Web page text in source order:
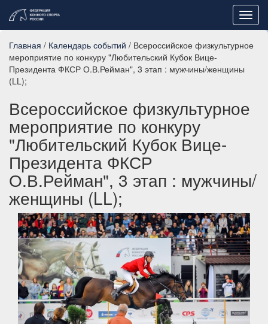
Главная / Календарь событий / Всероссийское физкультурное
мероприятие по конкуру "Любительский Кубок Вице-
Президента ФКСР О.В.Рейман", 3 этап : мужчины/женщины
(LL);
Всероссийское физкультурное
мероприятие по конкуру
"Любительский Кубок Вице-
Президента ФКСР
О.В.Рейман", 3 этап : мужчины/
женщины (LL);